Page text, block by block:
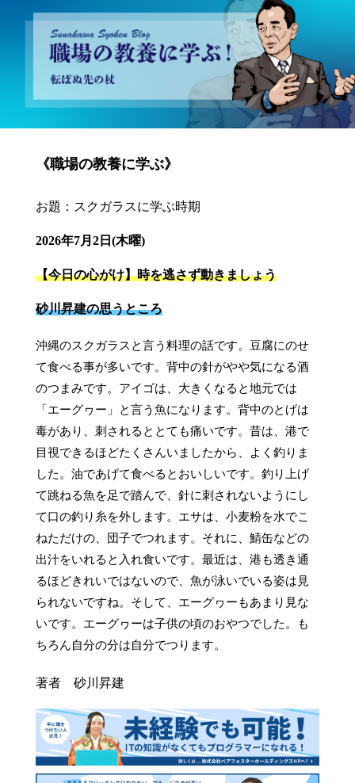
砂川昇建会長ブログ 職場の教養に学ぶ！～転ばぬ先の杖～
《職場の教養に学ぶ》
お題：スクガラスに学ぶ時期
2026年7月2日(木曜)
【今日の心がけ】時を逃さず動きましょう
砂川昇建の思うところ
沖縄のスクガラスと言う料理の話です。豆腐にのせ
て食べる事が多いです。背中の針がやや気になる酒
のつまみです。アイゴは、大きくなると地元では
「エーグヮー」と言う魚になります。背中のとげは
毒があり、刺されるととても痛いです。昔は、港で
目視できるほどたくさんいましたから、よく釣りま
した。油であげて食べるとおいしいです。釣り上げ
て跳ねる魚を足で踏んで、針に刺されないようにし
て口の釣り糸を外します。エサは、小麦粉を水でこ
ねただけの、団子でつれます。それに、鯖缶などの
出汁をいれると入れ食いです。最近は、港も透き通
るほどきれいではないので、魚が泳いでいる姿は見
られないですね。そして、エーグヮーもあまり見な
いです。エーグヮーは子供の頃のおやつでした。も
ちろん自分の分は自分でつります。
著者 砂川昇建